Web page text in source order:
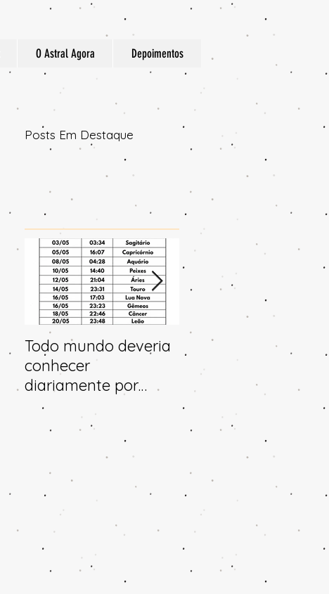
O Astral Agora Depoimentos
Posts Em Destaque
Todo mundo deveria
conhecer
diariamente por
aonde a lua transita
no céu
Horóscopo e
previsões para 2025